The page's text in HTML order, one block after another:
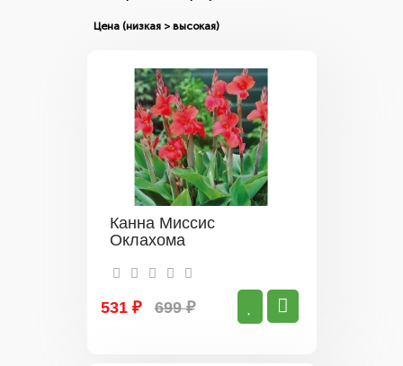
Канна Миссис
Оклахома
531 ₽ 699 ₽